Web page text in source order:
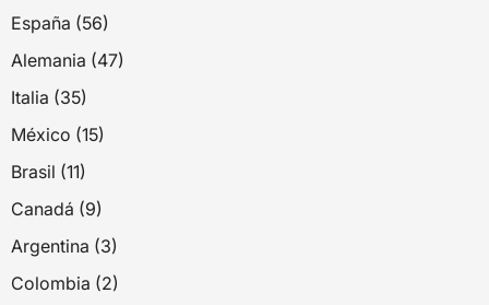
España (56)
Alemania (47)
Italia (35)
México (15)
Brasil (11)
Canadá (9)
Argentina (3)
Colombia (2)